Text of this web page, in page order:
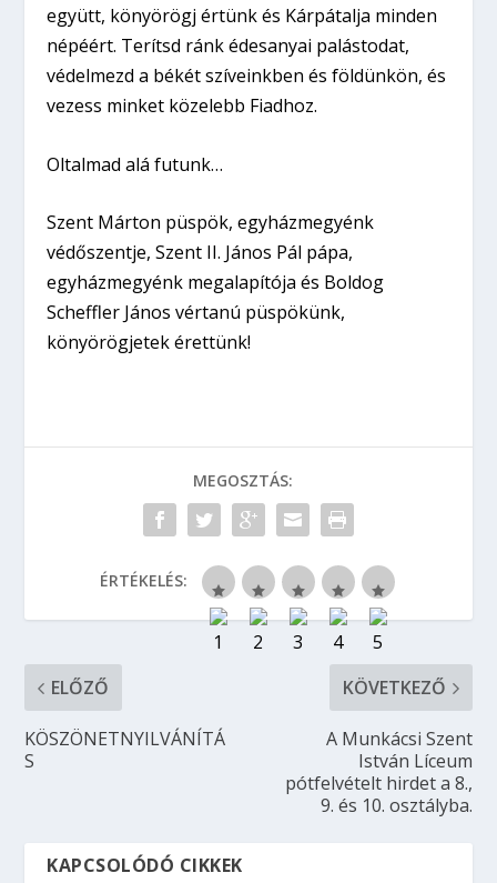
együtt, könyörögj értünk és Kárpátalja minden
népéért. Terítsd ránk édesanyai palástodat,
védelmezd a békét szíveinkben és földünkön, és
vezess minket közelebb Fiadhoz.
Oltalmad alá futunk…
Szent Márton püspök, egyházmegyénk
védőszentje, Szent II. János Pál pápa,
egyházmegyénk megalapítója és Boldog
Scheffler János vértanú püspökünk,
könyörögjetek érettünk!
MEGOSZTÁS:
ÉRTÉKELÉS:
ELŐZŐ
KÖSZÖNETNYILVÁNÍTÁ
S
KÖVETKEZŐ
A Munkácsi Szent
István Líceum
pótfelvételt hirdet a 8.,
9. és 10. osztályba.
KAPCSOLÓDÓ CIKKEK